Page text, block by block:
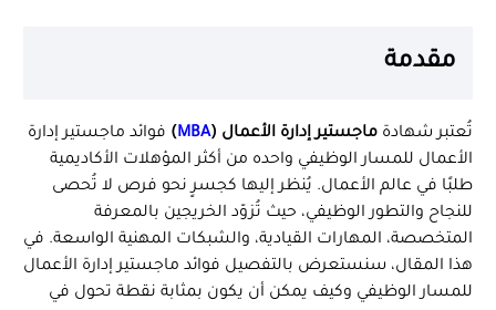
مقدمة
تُعتبر شهادة ماجستير إدارة الأعمال (MBA
) فوائد ماجستير إدارة
الأعمال للمسار الوظيفي واحده من أكثر المؤهلات الأكاديمية
طلبًا في عالم الأعمال. يُنظر إليها كجسرٍ نحو فرص لا تُحصى
للنجاح والتطور الوظيفي، حيث تُزوّد الخريجين بالمعرفة
المتخصصة، المهارات القيادية، والشبكات المهنية الواسعة. في
هذا المقال، سنستعرض بالتفصيل فوائد ماجستير إدارة الأعمال
للمسار الوظيفي وكيف يمكن أن يكون بمثابة نقطة تحول في